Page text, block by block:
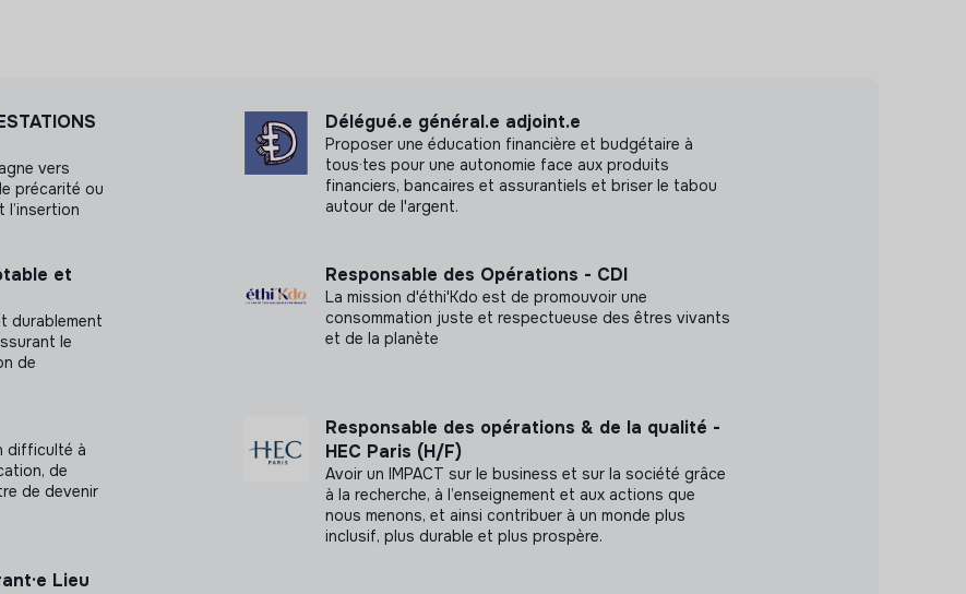
vers
précarité ou
l’insertion
Délégué.e général.e adjoint.e
Proposer une éducation financière et budgétaire à
tous·tes pour une autonomie face aux produits
financiers, bancaires et assurantiels et briser le tabou
autour de l'argent.
et
durablement
le
de
Responsable des Opérations - CDI
La mission d'éthi'Kdo est de promouvoir une
consommation juste et respectueuse des êtres vivants
et de la planète
difficulté à
de
de devenir
Responsable des opérations & de la qualité -
HEC Paris (H/F)
Avoir un IMPACT sur le business et sur la société grâce
à la recherche, à l’enseignement et aux actions que
nous menons, et ainsi contribuer à un monde plus
inclusif, plus durable et plus prospère.
Lieu